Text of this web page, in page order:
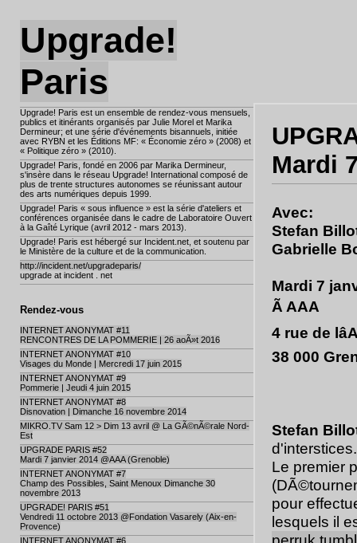
Upgrade!
Paris
Upgrade! Paris est un ensemble de rendez-vous mensuels,
publics et itinérants organisés par Julie Morel et Marika
Dermineur; et une série d'événements bisannuels, initiée
avec RYBN et les Éditions MF: « Économie zéro » (2008) et
« Politique zéro » (2010).
Upgrade! Paris, fondé en 2006 par Marika Dermineur,
s'insère dans le réseau Upgrade! International composé de
plus de trente structures autonomes se réunissant autour
des arts numériques depuis 1999.
Upgrade! Paris « sous influence » est la série d'ateliers et
conférences organisée dans le cadre de Laboratoire Ouvert
à la Gaîté Lyrique (avril 2012 - mars 2013).
Upgrade! Paris est hébergé sur Incident.net, et soutenu par
le Ministère de la culture et de la communication.
http://incident.net/upgradeparis/
upgrade at incident . net
Rendez-vous
INTERNET ANONYMAT #11
RENCONTRES DE LA POMMERIE | 26 aoÃ»t 2016
INTERNET ANONYMAT #10
Visages du Monde | Mercredi 17 juin 2015
INTERNET ANONYMAT #9
Pommerie | Jeudi 4 juin 2015
INTERNET ANONYMAT #8
Disnovation | Dimanche 16 novembre 2014
MIKRO.TV Sam 12 > Dim 13 avril @ La GÃ©nÃ©rale Nord-
Est
UPGRADE PARIS #52
Mardi 7 janvier 2014 @AAA (Grenoble)
INTERNET ANONYMAT #7
Champ des Possibles, Saint Menoux Dimanche 30
novembre 2013
UPGRADE! PARIS #51
Vendredi 11 octobre 2013 @Fondation Vasarely (Aix-en-
Provence)
INTERNET ANONYMAT #6
Mardi
Avec:
Stefan
Gabrielle
Mardi 7
Ã AAA
4 rue de
38 000
Stefan
d'interstices.
Le premier
pour
lesquels il